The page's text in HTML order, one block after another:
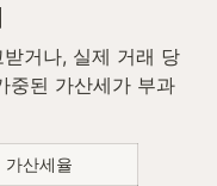
거나, 실제 거래 당
중된 가산세가 부과
가산세율